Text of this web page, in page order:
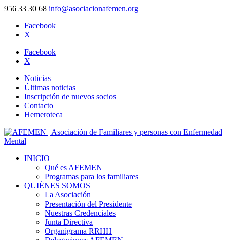
956 33 30 68 info@asociacionafemen.org
Facebook
X
Facebook
X
Noticias
Últimas noticias
Inscripción de nuevos socios
Contacto
Hemeroteca
INICIO
Qué es AFEMEN
Programas para los familiares
QUIÉNES SOMOS
La Asociación
Presentación del Presidente
Nuestras Credenciales
Junta Directiva
Organigrama RRHH